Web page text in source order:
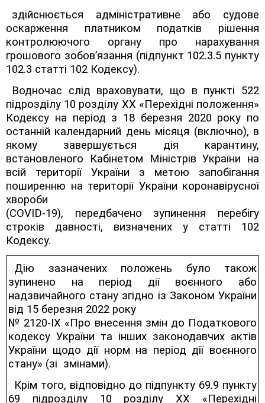
здійснюється адміністративне або судове
оскарження платником податків рішення
контролюючого органу про нарахування
грошового зобов’язання (підпункт 102.3.5 пункту
102.3 статті 102 Кодексу).
Водночас слід враховувати, що в пункті 522
підрозділу 10 розділу XX «Перехідні положення»
Кодексу на період з 18 березня 2020 року по
останній календарний день місяця (включно), в
якому завершується дія карантину,
встановленого Кабінетом Міністрів України на
всій території України з метою запобігання
поширенню на території України коронавірусної
хвороби
(COVID-19), передбачено зупинення перебігу
строків давності, визначених у статті 102
Кодексу.
Дію зазначених положень було також
зупинено на період дії воєнного або
надзвичайного стану згідно із Законом України
від 15 березня 2022 року
№ 2120-IX «Про внесення змін до Податкового
кодексу України та інших законодавчих актів
України щодо дії норм на період дії воєнного
стану» (зі змінами).
Крім того, відповідно до підпункту 69.9 пункту
69 підрозділу 10 розділу ХХ «Перехідні